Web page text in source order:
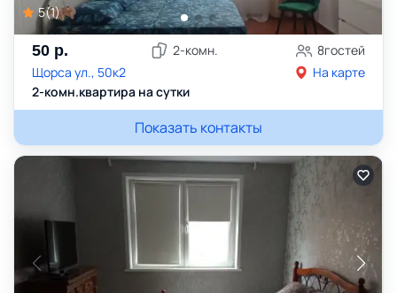
5(1)
50 р. 2-комн. 8гостей
Щорса ул., 50к2
На карте
2-комн.квартира на сутки
Показать контакты